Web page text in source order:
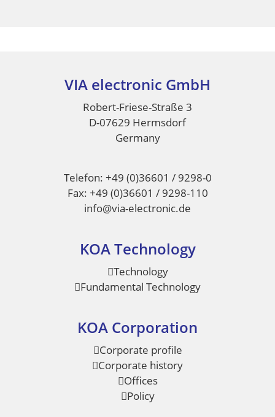
VIA electronic GmbH
Robert-Friese-Straße 3
D-07629 Hermsdorf
Germany
Telefon: +49 (0)36601 / 9298-0
Fax: +49 (0)36601 / 9298-110
info@via-electronic.de
KOA Technology
Technology
Fundamental Technology
KOA Corporation
Corporate profile
Corporate history
Offices
Policy